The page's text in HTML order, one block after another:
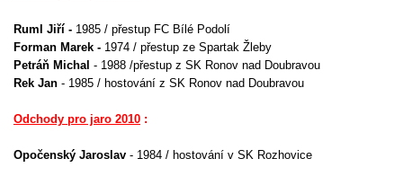
Ruml Jiří - 1985 / přestup FC Bílé Podolí
Forman Marek - 1974 / přestup ze Spartak Žleby
Petráň Michal - 1988 /přestup z SK Ronov nad Doubravou
Rek Jan - 1985 / hostování z SK Ronov nad Doubravou
Odchody pro jaro 2010 :
Opočenský Jaroslav - 1984 / hostování v SK Rozhovice